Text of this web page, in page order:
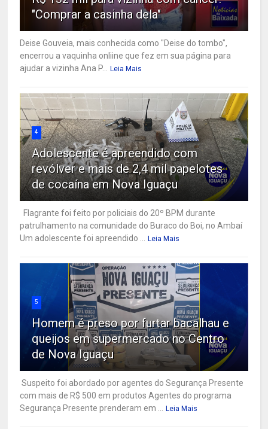
"Comprar a casinha dela"
Deise Gouveia, mais conhecida como "Deise do tombo",
encerrou a vaquinha onliine que fez em sua página para
ajudar a vizinha Ana P... Leia Mais
4
Adolescente é apreendido com
revólver e mais de 2,4 mil papelotes
de cocaína em Nova Iguaçu
Flagrante foi feito por policiais do 20º BPM durante
patrulhamento na comunidade do Buraco do Boi, no Ambaí
Um adolescente foi apreendido ... Leia Mais
5
Homem é preso por furtar bacalhau e
queijos em supermercado no Centro
de Nova Iguaçu
Suspeito foi abordado por agentes do Segurança Presente
com mais de R$ 500 em produtos Agentes do programa
Segurança Presente prenderam em ... Leia Mais